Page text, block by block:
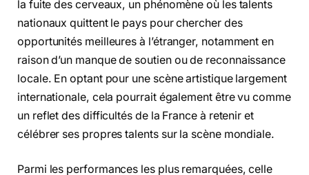
la fuite des cerveaux, un phénomène où les talents
nationaux quittent le pays pour chercher des
opportunités meilleures à l’étranger, notamment en
raison d’un manque de soutien ou de reconnaissance
locale. En optant pour une scène artistique largement
internationale, cela pourrait également être vu comme
un reflet des difficultés de la France à retenir et
célébrer ses propres talents sur la scène mondiale.
Parmi les performances les plus remarquées, celle